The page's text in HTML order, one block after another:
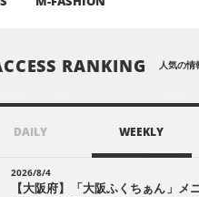
RANKING 人気の情
DAILY WEEKLY
2026/8/4
【大阪府】「大阪ふくちぁん」メ